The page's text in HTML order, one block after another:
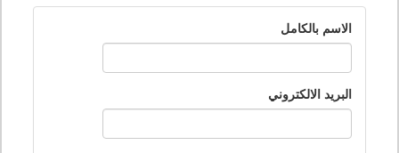
الاسم بالكامل
البريد الالكتروني